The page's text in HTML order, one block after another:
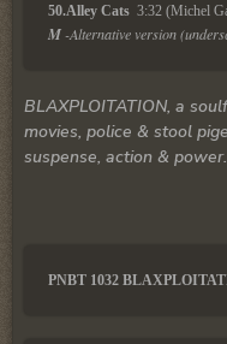
50.Alley Cats 3:32 (Michel
M -Alternative version
BLAXPLOITATION, a
movies, police & stool
suspense, action &
PNBT 1032